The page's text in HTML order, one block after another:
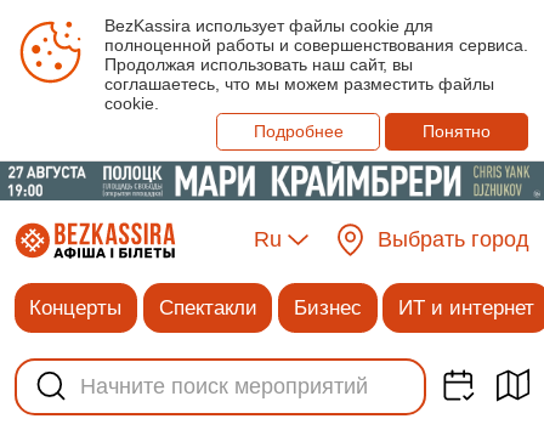
BezKassira использует файлы cookie для
полноценной работы и совершенствования сервиса.
Продолжая использовать наш сайт, вы
соглашаетесь, что мы можем разместить файлы
cookie.
Подробнее
Понятно
Ru Выбрать город
Концерты Спектакли Бизнес ИТ и интернет